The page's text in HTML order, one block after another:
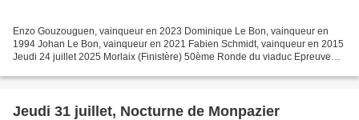
Enzo Gouzouguen, vainqueur en 2023 Dominique Le Bon, vainqueur en
1994 Johan Le Bon, vainqueur en 2021 Fabien Schmidt, vainqueur en 2015
Jeudi 24 juillet 2025 Morlaix (Finistère) 50ème Ronde du viaduc Epreuve
Jeudi 31 juillet, Nocturne de Monpazier